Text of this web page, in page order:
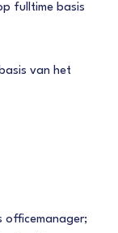
fulltime basis
van het
officemanager;